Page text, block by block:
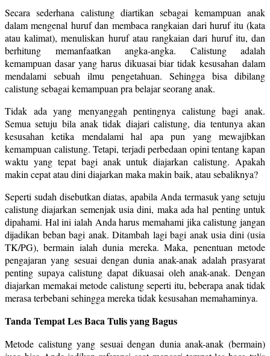
Secara sederhana calistung diartikan sebagai kemampuan anak
dalam mengenal huruf dan membaca rangkaian dari huruf itu (kata
atau kalimat), menuliskan huruf atau rangkaian dari huruf itu, dan
berhitung memanfaatkan angka-angka. Calistung adalah
kemampuan dasar yang harus dikuasai biar tidak kesusahan dalam
mendalami sebuah ilmu pengetahuan. Sehingga bisa dibilang
calistung sebagai kemampuan pra belajar seorang anak.
Tidak ada yang menyanggah pentingnya calistung bagi anak.
Semua setuju bila anak tidak diajari calistung, dia tentunya akan
kesusahan ketika mendalami hal apa pun yang mewajibkan
kemampuan calistung. Tetapi, terjadi perbedaan opini tentang kapan
waktu yang tepat bagi anak untuk diajarkan calistung. Apakah
makin cepat atau dini diajarkan maka makin baik, atau sebaliknya?
Seperti sudah disebutkan diatas, apabila Anda termasuk yang setuju
calistung diajarkan semenjak usia dini, maka ada hal penting untuk
dipahami. Hal ini ialah Anda harus memahami jika calistung jangan
dijadikan beban bagi anak. Ditambah lagi bagi anak usia dini (usia
TK/PG), bermain ialah dunia mereka. Maka, penentuan metode
pengajaran yang sesuai dengan dunia anak-anak adalah prasyarat
penting supaya calistung dapat dikuasai oleh anak-anak. Dengan
diajarkan memakai metode calistung seperti itu, beberapa anak tidak
merasa terbebani sehingga mereka tidak kesusahan memahaminya.
Tanda Tempat Les Baca Tulis yang Bagus
Metode calistung yang sesuai dengan dunia anak-anak (bermain)